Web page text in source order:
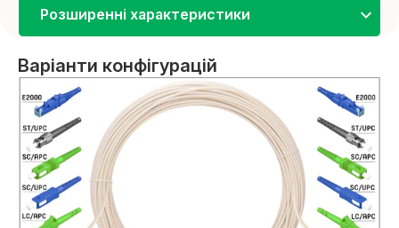
Розширенні характеристики
Варіанти конфігурацій